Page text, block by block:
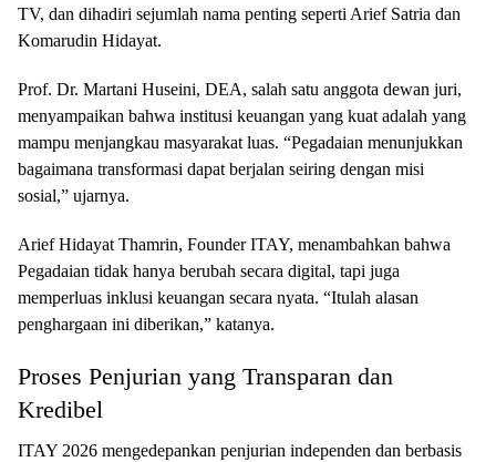
TV, dan dihadiri sejumlah nama penting seperti Arief Satria dan
Komarudin Hidayat.
Prof. Dr. Martani Huseini, DEA, salah satu anggota dewan juri,
menyampaikan bahwa institusi keuangan yang kuat adalah yang
mampu menjangkau masyarakat luas. “Pegadaian menunjukkan
bagaimana transformasi dapat berjalan seiring dengan misi
sosial,” ujarnya.
Arief Hidayat Thamrin, Founder ITAY, menambahkan bahwa
Pegadaian tidak hanya berubah secara digital, tapi juga
memperluas inklusi keuangan secara nyata. “Itulah alasan
penghargaan ini diberikan,” katanya.
Proses Penjurian yang Transparan dan
Kredibel
ITAY 2026 mengedepankan penjurian independen dan berbasis